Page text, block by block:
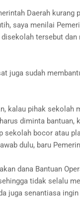
Daerah kurang
saya menilai
tersebut
juga sudah
kalau pihak sekolah
diminta bantuan,
sekolah bocor atau
dulu, baru
dana Bantuan
tidak selalu
juga senantiasa